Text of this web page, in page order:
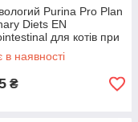
Purina Pro Plan
Diets EN
для котів при
травлення з
85 г
наявності
₴